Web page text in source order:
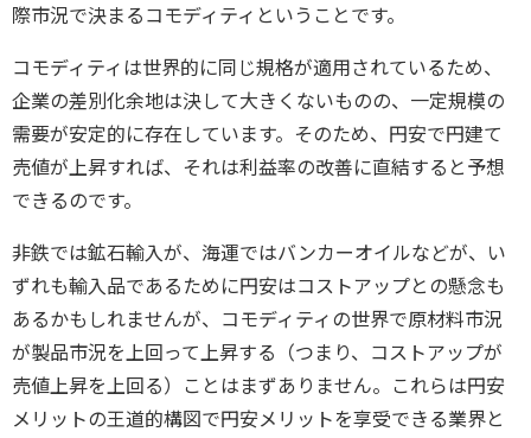
際市況で決まるコモディティということです。
コモディティは世界的に同じ規格が適用されているため、
企業の差別化余地は決して大きくないものの、一定規模の
需要が安定的に存在しています。そのため、円安で円建て
売値が上昇すれば、それは利益率の改善に直結すると予想
できるのです。
非鉄では鉱石輸入が、海運ではバンカーオイルなどが、い
ずれも輸入品であるために円安はコストアップとの懸念も
あるかもしれませんが、コモディティの世界で原材料市況
が製品市況を上回って上昇する（つまり、コストアップが
売値上昇を上回る）ことはまずありません。これらは円安
メリットの王道的構図で円安メリットを享受できる業界と